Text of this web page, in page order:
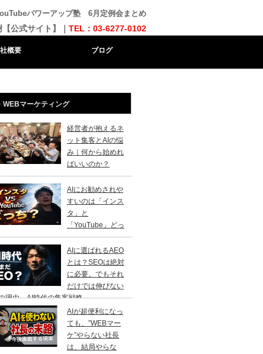
パワーアップ塾 6月定例会まとめ
公式サイト】｜ TEL：03-6277-0102
概要 ブログ
WEBマーケティング
経営者が抱えるネ
ット集客とAIの悩
み｜何から始めれ
ばいいのか？
AIにお勧めされや
すいのは「インス
タ」と
「YouTube」どっ
AIに選ばれるAEO
とは？SEOは絶対
に必要。でもそれ
だけでは伸びない
理由、AI時代の集客戦略
AIが超便利になっ
ても、”WEBマー
ケ”やらない社長
は、結局やらな